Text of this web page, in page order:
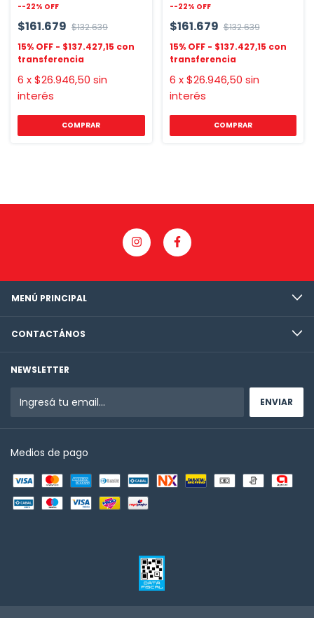
--22% OFF
$161.679 $132.639
$137.427,15
6 x$26.946,50 sin
interés
--22% OFF
$161.679 $132.639
$137.427,15
6 x$26.946,50 sin
interés
COMPRAR
MENÚ PRINCIPAL
CONTACTÁNOS
NEWSLETTER
Medios de pago